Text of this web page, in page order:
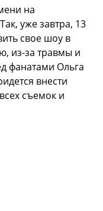
на
уже завтра, 13
свое шоу в
из-за травмы и
фанатами Ольга
внести
съемок и